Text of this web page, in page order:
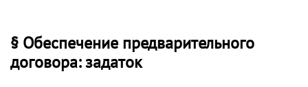
§ Обеспечение предварительного
договора: задаток